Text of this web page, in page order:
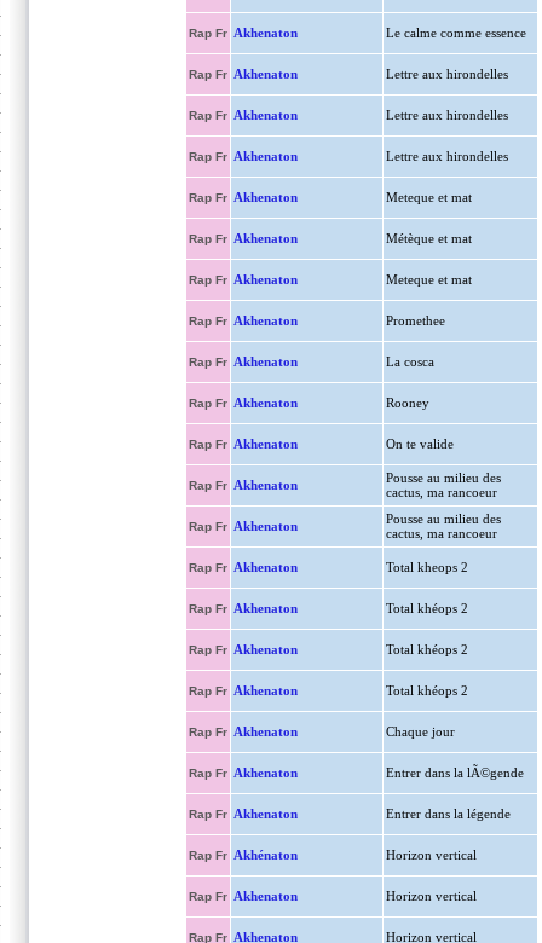
Rap Fr Akhenaton Le calme comme essence
Rap Fr Akhenaton Lettre aux hirondelles
Rap Fr Akhenaton Lettre aux hirondelles
Rap Fr Akhenaton Lettre aux hirondelles
Rap Fr Akhenaton Meteque et mat
Rap Fr Akhenaton Métèque et mat
Rap Fr Akhenaton Meteque et mat
Rap Fr Akhenaton Promethee
Rap Fr Akhenaton La cosca
Rap Fr Akhenaton Rooney
Rap Fr Akhenaton On te valide
Rap Fr Akhenaton
Pousse au milieu des
cactus, ma rancoeur
Rap Fr Akhenaton
Pousse au milieu des
cactus, ma rancoeur
Rap Fr Akhenaton Total kheops 2
Rap Fr Akhenaton Total khéops 2
Rap Fr Akhenaton Total khéops 2
Rap Fr Akhenaton Total khéops 2
Rap Fr Akhenaton Chaque jour
Rap Fr Akhenaton Entrer dans la lÃ©gende
Rap Fr Akhenaton Entrer dans la légende
Rap Fr Akhénaton Horizon vertical
Rap Fr Akhenaton Horizon vertical
Rap Fr Akhenaton Horizon vertical